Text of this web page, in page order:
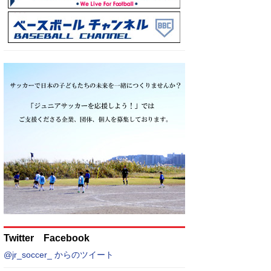
Twitter Facebook
@jr_soccer_ からのツイート